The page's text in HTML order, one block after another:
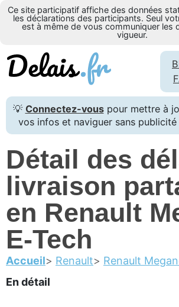
Ce site participatif affiche des données
les déclarations des participants. Seul
est à même de vous communiquer les
vigueur.
💡 Connectez-vouspour mettre à
vos infos et naviguer sans publicité
Détail des
livraison
en Renault
E-Tech
Accueil Renault
Renault
En détail